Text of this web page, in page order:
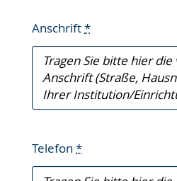
Anschrift*
Telefon *